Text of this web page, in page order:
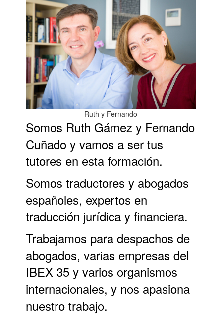
Ruth y Fernando
Somos Ruth Gámez y Fernando
Cuñado y vamos a ser tus
tutores en esta formación.
Somos traductores y abogados
españoles, expertos en
traducción jurídica y financiera.
Trabajamos para despachos de
abogados, varias empresas del
IBEX 35 y varios organismos
internacionales, y nos apasiona
nuestro trabajo.